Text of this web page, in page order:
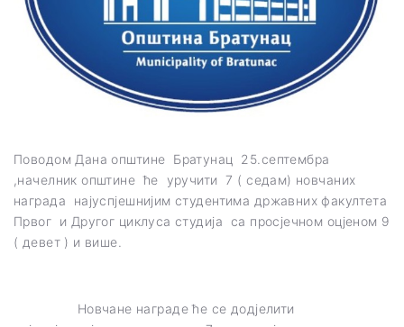
Поводом Дана општине Братунац 25.септембра
,начелник општине ће уручити 7 ( седам) новчаних
награда најуспјешнијим студентима државних факултета
Првог и Другог циклуса студија са просјечном оцјеном 9
( девет ) и више.
Новчане награде ће се додјелити